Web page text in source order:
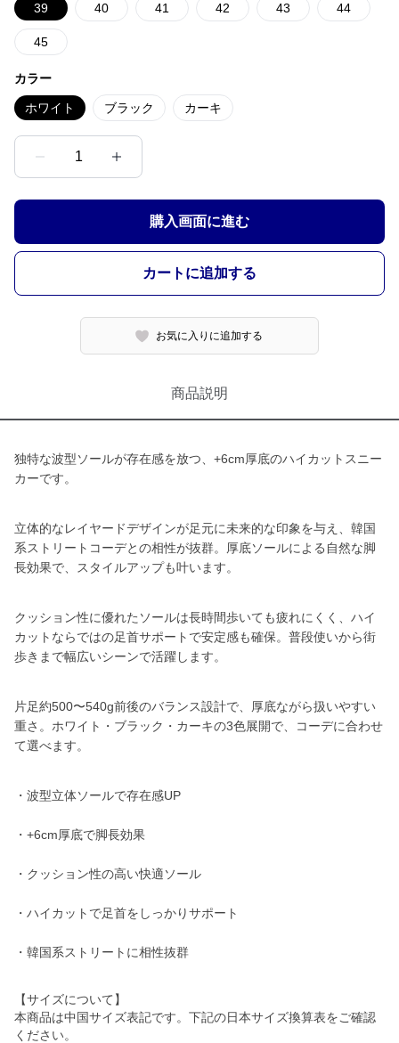
39 40 41 42 43 44
45
カラー
ホワイト ブラック カーキ
1
購入画面に進む
カートに追加する
お気に入りに追加する
商品説明
独特な波型ソールが存在感を放つ、+6cm厚底のハイカットスニー
カーです。
立体的なレイヤードデザインが足元に未来的な印象を与え、韓国
系ストリートコーデとの相性が抜群。厚底ソールによる自然な脚
長効果で、スタイルアップも叶います。
クッション性に優れたソールは長時間歩いても疲れにくく、ハイ
カットならではの足首サポートで安定感も確保。普段使いから街
歩きまで幅広いシーンで活躍します。
片足約500〜540g前後のバランス設計で、厚底ながら扱いやすい
重さ。ホワイト・ブラック・カーキの3色展開で、コーデに合わせ
て選べます。
・波型立体ソールで存在感UP
・+6cm厚底で脚長効果
・クッション性の高い快適ソール
・ハイカットで足首をしっかりサポート
・韓国系ストリートに相性抜群
【サイズについて】
本商品は中国サイズ表記です。下記の日本サイズ換算表をご確認
ください。